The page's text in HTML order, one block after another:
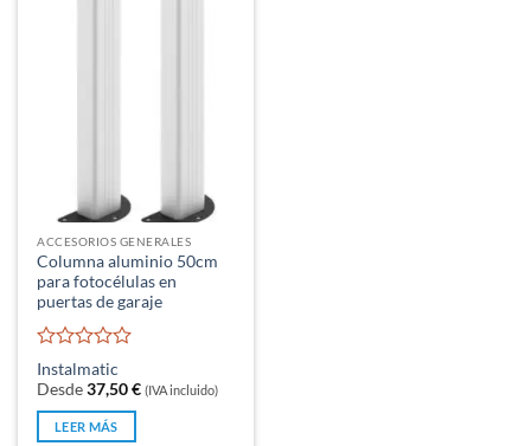
ACCESORIOS GENERALES
Columna aluminio 50cm
para fotocélulas en
puertas de garaje
Valorado
con
0
de
5
Instalmatic
Desde37,50€ (IVA incluido)
LEER MÁS